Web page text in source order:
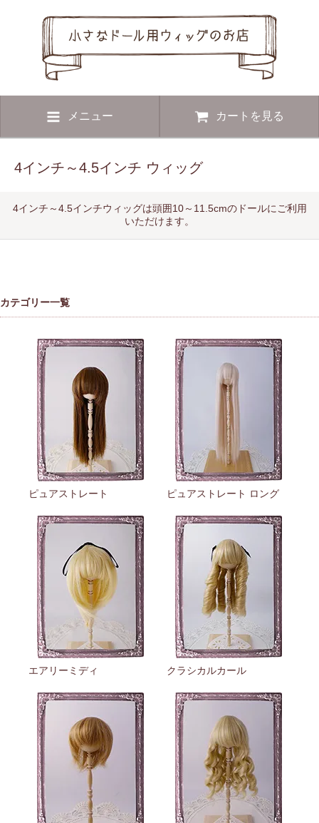
メニュー カートを見る
4インチ～4.5インチ ウィッグ
4インチ～4.5インチウィッグは頭囲10～11.5cmのドールにご利用
いただけます。
カテゴリー一覧
ピュアストレート ピュアストレート ロング
エアリーミディ クラシカルカール